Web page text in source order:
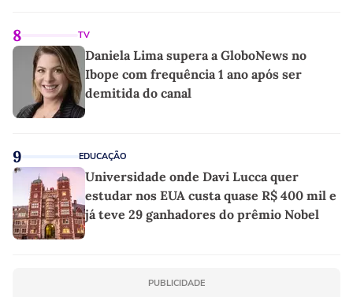
8 TV
Daniela Lima supera a GloboNews no
Ibope com frequência 1 ano após ser
demitida do canal
9 EDUCAÇÃO
Universidade onde Davi Lucca quer
estudar nos EUA custa quase R$ 400 mil e
já teve 29 ganhadores do prêmio Nobel
PUBLICIDADE